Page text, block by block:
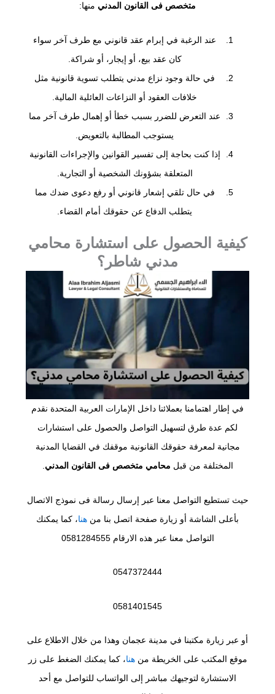
متخصص فى القانون المدني منها:
عند الرغبة في إبرام عقد قانوني مع طرف آخر سواء
كان عقد بيع، أو إيجار، أو شراكة.
في حالة وجود نزاع مدني يتطلب تسوية قانونية مثل
خلافات العقود أو النزاعات العائلية المالية.
عند التعرض للضرر بسبب خطأ أو إهمال طرف آخر مما
يستوجب المطالبة بالتعويض.
إذا كنت بحاجة إلى تفسير القوانين والإجراءات القانونية
المتعلقة بشؤونك الشخصية أو التجارية.
في حال تلقي إشعار قانوني أو رفع دعوى ضدك مما
يتطلب الدفاع عن حقوقك أمام القضاء.
كيفية الحصول على استشارة محامي
مدني شاطر؟
في إطار اهتمامنا بعملائنا داخل الإمارات العربية المتحدة نقدم
لكم عدة طرق لتسهيل التواصل والحصول على استشارات
مجانية لمعرفة حقوقك القانونية موقفك في القضايا المدنية
المختلفة من قبل محامي متخصص فى القانون المدني.
حيث تستطيع التواصل معنا عبر إرسال رسالة فى نموذج الاتصال
بأعلى الشاشة أو زيارة صفحة اتصل بنا من هنا، كما يمكنك
التواصل معنا عبر هذه الارقام 0581284555
0547372444
0581401545
أو عبر زيارة مكتبنا في مدينة عجمان وهذا من خلال الاطلاع على
موقع المكتب على الخريطة منهنا، كما يمكنك الضغط على زر
الاستشارة لتوجيهك مباشر إلى الواتساب للتواصل مع أحد